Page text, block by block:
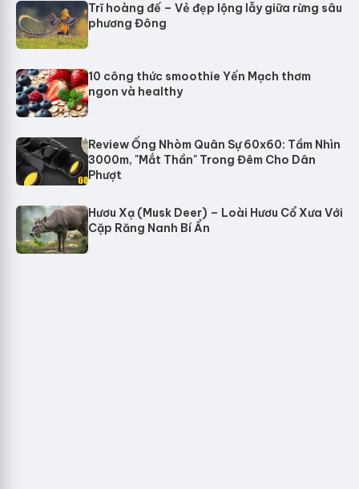
Trĩ hoàng đế – Vẻ đẹp lộng lẫy giữa rừng sâu
phương Đông
10 công thức smoothie Yến Mạch thơm
ngon và healthy
Review Ống Nhòm Quân Sự 60x60: Tầm Nhìn
3000m, "Mắt Thần" Trong Đêm Cho Dân
Phượt
Hươu Xạ (Musk Deer) – Loài Hươu Cổ Xưa Với
Cặp Răng Nanh Bí Ẩn